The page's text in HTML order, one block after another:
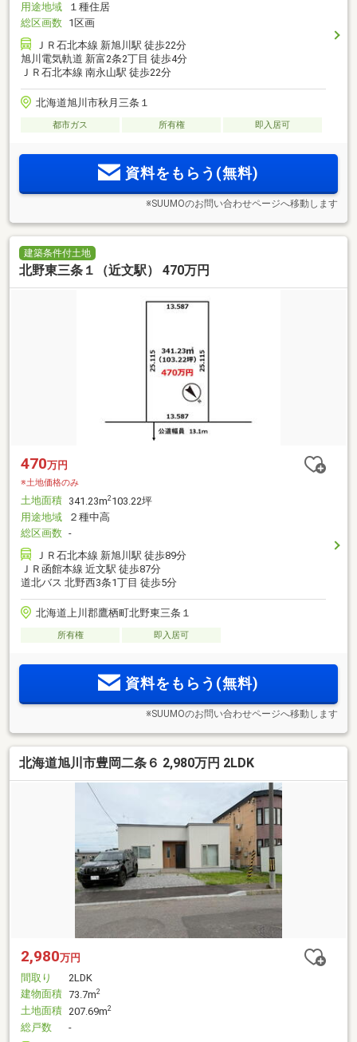
用途地域
１種住居
総区画数 1区画
ＪＲ石北本線 新旭川駅 徒歩22分
旭川電気軌道 新富2条2丁目 徒歩4分
ＪＲ石北本線 南永山駅 徒歩22分
北海道旭川市秋月三条１
都市ガス 所有権 即入居可
資料をもらう(無料)
※SUUMOのお問い合わせページへ移動します
建築条件付土地
北野東三条１（近文駅） 470万円
470万円
※土地価格のみ
土地面積 341.23m2103.22坪
用途地域
２種中高
総区画数 -
ＪＲ石北本線 新旭川駅 徒歩89分
ＪＲ函館本線 近文駅 徒歩87分
道北バス 北野西3条1丁目 徒歩5分
北海道上川郡鷹栖町北野東三条１
所有権 即入居可
資料をもらう(無料)
※SUUMOのお問い合わせページへ移動します
北海道旭川市豊岡二条６ 2,980万円 2LDK
2,980万円
間取り
2LDK
建物面積 73.7m2
土地面積 207.69m2
総戸数
-